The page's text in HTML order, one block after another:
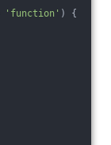
'function' ) {